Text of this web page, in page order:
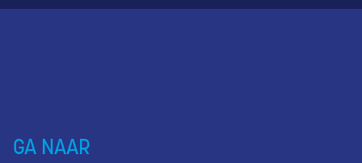
GA NAAR